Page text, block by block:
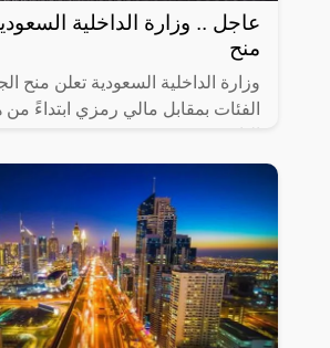
عاجل .. وزارة الداخلية
منح
وزارة الداخلية السعودية تعلن منح
الفئات بمقابل مالي رمزي ابتداءً من